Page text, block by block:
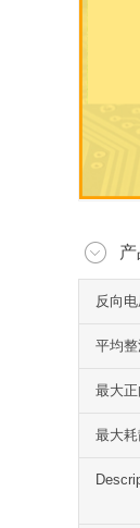
反向
平均
最大
最大